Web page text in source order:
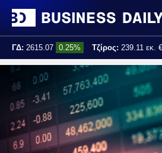
ΓΔ: 2615.07 0.25% Τζίρος: 239.11 εκ. €
Τελ. ενημέρωση: 17:25:01